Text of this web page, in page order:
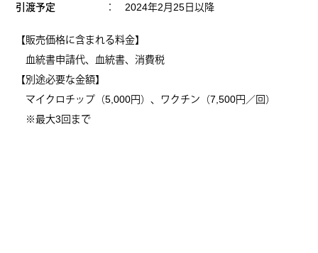
引渡予定 ： 2024年2月25日以降
【販売価格に含まれる料金】
血統書申請代、血統書、消費税
【別途必要な金額】
マイクロチップ（5,000円）、ワクチン（7,500円／回）
※最大3回まで